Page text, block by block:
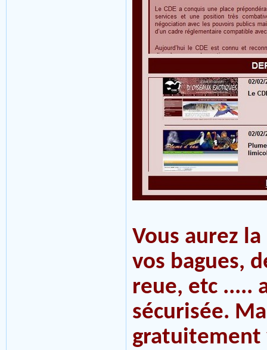
Vous aurez
vos bagues,
reue, etc .....
sécurisée.
gratuitement